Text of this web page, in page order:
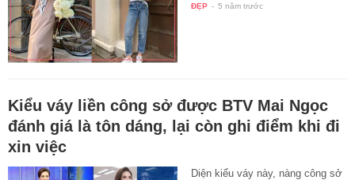
ĐẸP - 5 năm trước
Kiểu váy liền công sở được BTV Mai Ngọc
đánh giá là tôn dáng, lại còn ghi điểm khi đi
xin việc
Diện kiểu váy này, nàng công sở